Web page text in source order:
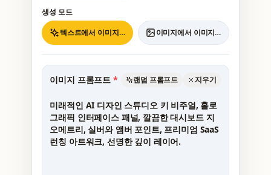
생성 모드
텍스트에서 이미지로
이미지에서 이미지로
이미지 프롬프트 * 랜덤 프롬프트 지우기